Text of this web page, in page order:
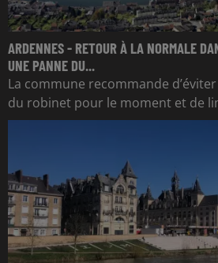
ARDENNES - RETOUR À LA NORMALE
UNE PANNE DU...
La commune recommande
du robinet pour le moment et de